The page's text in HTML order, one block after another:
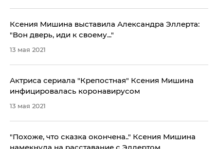
Ксения Мишина выставила Александра Эллерта:
"Вон дверь, иди к своему..."
13 мая 2021
Актриса сериала "Крепостная" Ксения Мишина
инфицировалась коронавирусом
13 мая 2021
"Похоже, что сказка окончена.." Ксения Мишина